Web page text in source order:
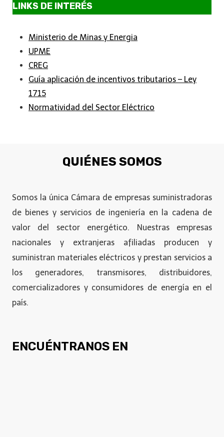
LINKS DE INTERÉS
Ministerio de Minas y Energia
UPME
CREG
Guía aplicación de incentivos tributarios – Ley
1715
Normatividad del Sector Eléctrico
QUIÉNES SOMOS
Somos la única Cámara de empresas suministradoras
de bienes y servicios de ingeniería en la cadena de
valor del sector energético. Nuestras empresas
nacionales y extranjeras afiliadas producen y
suministran materiales eléctricos y prestan servicios a
los generadores, transmisores, distribuidores,
comercializadores y consumidores de energía en el
país.
ENCUÉNTRANOS EN